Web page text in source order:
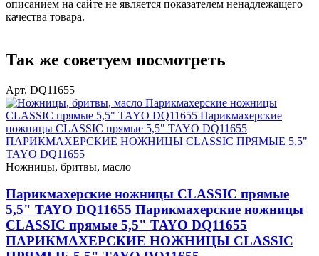
описанием на сайте не является показателем ненадлежащего
качества товара.
Так же советуем посмотреть
Арт. DQ11655
Ножницы, бритвы, масло
Парикмахерские ножницы CLASSIC прямые
5,5" TAYO DQ11655 Парикмахерские ножницы
CLASSIC прямые 5,5" TAYO DQ11655
ПАРИКМАХЕРСКИЕ НОЖНИЦЫ CLASSIC